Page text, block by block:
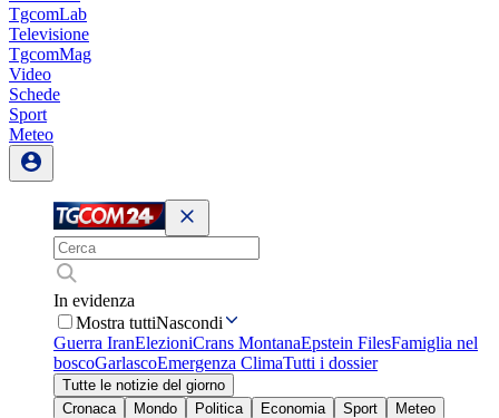
TgcomLab
Televisione
TgcomMag
Video
Schede
Sport
Meteo
In evidenza
Mostra tuttiNascondi
Guerra IranElezioniCrans MontanaEpstein FilesFamiglia nel
boscoGarlascoEmergenza ClimaTutti i dossier
Tutte le notizie del giorno
Cronaca
Mondo Politica Economia Sport
Meteo